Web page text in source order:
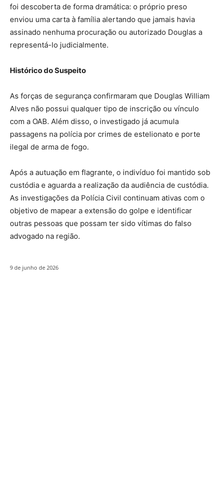
foi descoberta de forma dramática: o próprio preso
enviou uma carta à família alertando que jamais havia
assinado nenhuma procuração ou autorizado Douglas a
representá-lo judicialmente.
Histórico do Suspeito
As forças de segurança confirmaram que Douglas William
Alves não possui qualquer tipo de inscrição ou vínculo
com a OAB. Além disso, o investigado já acumula
passagens na polícia por crimes de estelionato e porte
ilegal de arma de fogo.
Após a autuação em flagrante, o indivíduo foi mantido sob
custódia e aguarda a realização da audiência de custódia.
As investigações da Polícia Civil continuam ativas com o
objetivo de mapear a extensão do golpe e identificar
outras pessoas que possam ter sido vítimas do falso
advogado na região.
9 de junho de 2026